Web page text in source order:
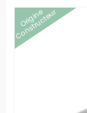
Origine
Constructeur